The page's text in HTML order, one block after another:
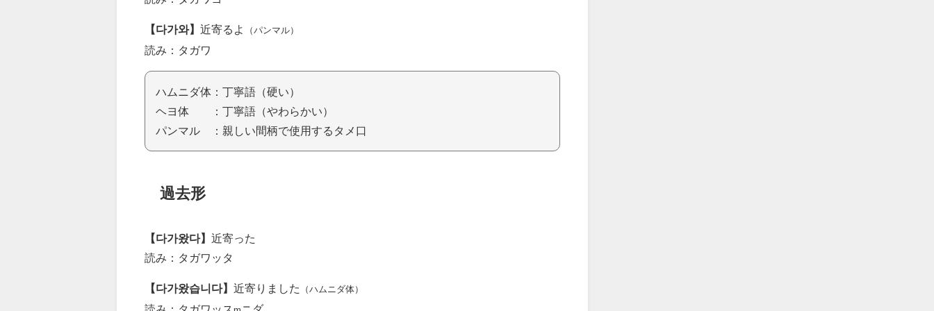
【다가와】 近寄るよ （パンマル）
読み：タガワ
ハムニダ体：丁寧語（硬い）
ヘヨ体 ：丁寧語（やわらかい）
パンマル ：親しい間柄で使用するタメ口
過去形
【다가왔다】 近寄った
読み：タガワッタ
【다가왔습니다】 近寄りました （ハムニダ体）